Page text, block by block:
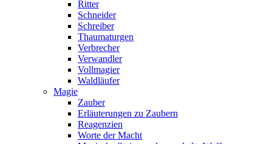
Ritter
Schneider
Schreiber
Thaumaturgen
Verbrecher
Verwandler
Vollmagier
Waldläufer
Magie
Zauber
Erläuterungen zu Zaubern
Reagenzien
Worte der Macht